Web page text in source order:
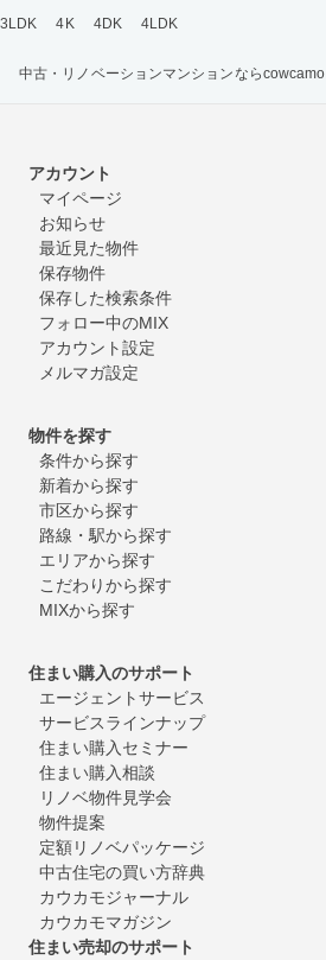
3LDK
4K 4DK 4LDK
中古・リノベーションマンションならcowcamo
アカウント
マイページ
お知らせ
最近見た物件
保存物件
保存した検索条件
フォロー中のMIX
アカウント設定
メルマガ設定
物件を探す
条件から探す
新着から探す
市区から探す
路線・駅から探す
エリアから探す
こだわりから探す
MIXから探す
住まい購入のサポート
エージェントサービス
サービスラインナップ
住まい購入セミナー
住まい購入相談
リノベ物件見学会
物件提案
定額リノベパッケージ
中古住宅の買い方辞典
カウカモジャーナル
カウカモマガジン
住まい売却のサポート